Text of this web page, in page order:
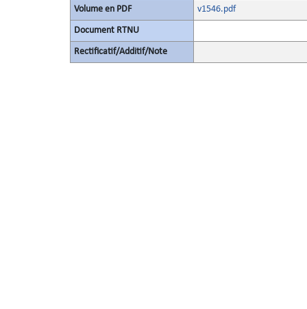
Volume en PDF v1546.pdf
Document RTNU
Rectificatif/Additif/Note